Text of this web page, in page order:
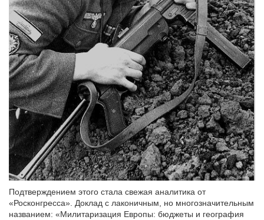
Подтверждением этого стала свежая аналитика от
«Росконгресса». Доклад с лаконичным, но многозначительным
названием: «Милитаризация Европы: бюджеты и география